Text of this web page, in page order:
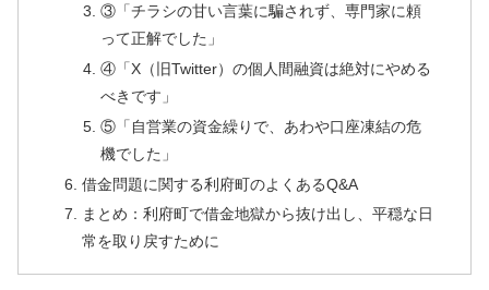
③「チラシの甘い言葉に騙されず、専門家に頼
って正解でした」
④「X（旧Twitter）の個人間融資は絶対にやめる
べきです」
⑤「自営業の資金繰りで、あわや口座凍結の危
機でした」
借金問題に関する利府町のよくあるQ&A
まとめ：利府町で借金地獄から抜け出し、平穏な日
常を取り戻すために